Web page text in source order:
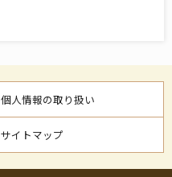
個人情報の取り扱い
サイトマップ